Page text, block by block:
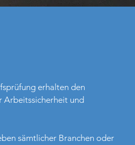
erhalten den
Arbeitssicherheit und
sämtlicher Branchen oder